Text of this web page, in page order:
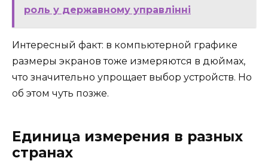
роль у державному управлінні
Интересный факт: в компьютерной графике
размеры экранов тоже измеряются в дюймах,
что значительно упрощает выбор устройств. Но
об этом чуть позже.
Единица измерения в разных
странах